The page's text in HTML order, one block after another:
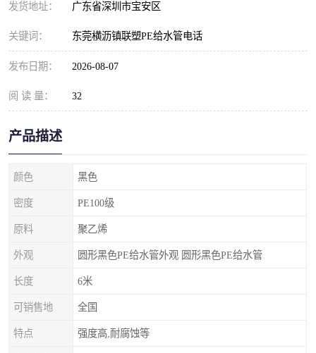
发货地址： 广东省深圳市宝安区
关键词： 东莞横沥镇联塑PE给水管电话
发布日期： 2026-08-07
阅 读 量： 32
产品描述
颜色 黑色
密度 PE100级
原料 聚乙烯
外观 圆形黑色PE给水管外观 圆形黑色PE给水管
长度 6米
可销售地 全国
特点 强度高,耐腐蚀等